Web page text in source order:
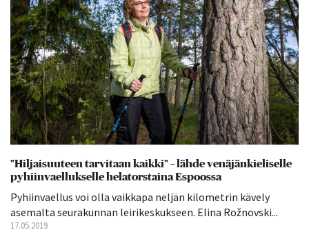
"Hiljaisuuteen tarvitaan kaikki" – lähde venäjänkieliselle
pyhiinvaellukselle helatorstaina Espoossa
Pyhiinvaellus voi olla vaikkapa neljän kilometrin kävely
asemalta seurakunnan leirikeskukseen. Elina Rožnovski...
17.05.2019